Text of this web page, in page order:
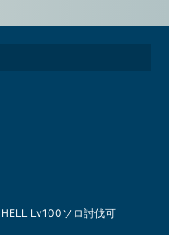
HELL Lv100ソロ討伐可